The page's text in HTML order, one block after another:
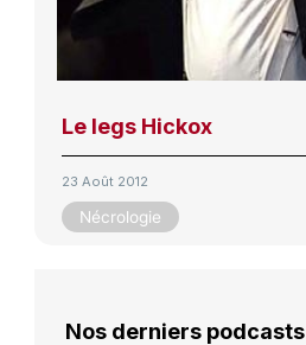
Le legs Hickox
23 Août 2012
Nécrologie
Nos derniers podcasts